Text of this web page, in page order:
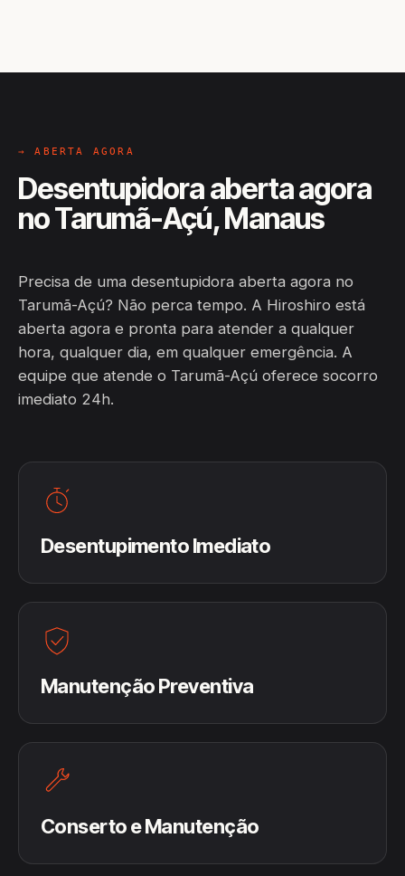
→ ABERTA AGORA
Desentupidora aberta agora
no Tarumã-Açú, Manaus
Precisa de uma desentupidora aberta agora no
Tarumã-Açú? Não perca tempo. A Hiroshiro está
aberta agora e pronta para atender a qualquer
hora, qualquer dia, em qualquer emergência. A
equipe que atende o Tarumã-Açú oferece socorro
imediato 24h.
Desentupimento Imediato
Manutenção Preventiva
Conserto e Manutenção